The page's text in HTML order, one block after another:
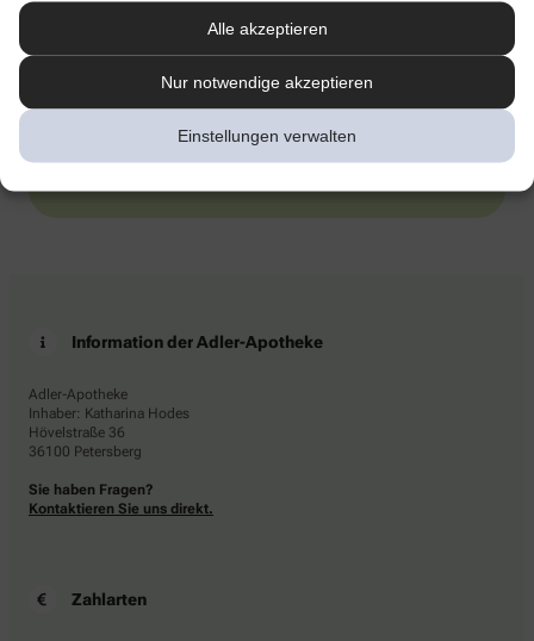
Alle akzeptieren
Nur notwendige akzeptieren
Einstellungen verwalten
Datenverarbeitung finden sich in derDatenschutzerklärung
AHD.
31.12.2026. Mindestbestellwert: 50,00 €. Gültig auf das
gesamte Sortiment, ausgeschlossen rezeptpflichtige Produkte.
Information der Adler-Apotheke
Adler-Apotheke
Inhaber: Katharina Hodes
Hövelstraße 36
36100 Petersberg
Sie haben Fragen?
Kontaktieren Sie uns direkt.
Zahlarten